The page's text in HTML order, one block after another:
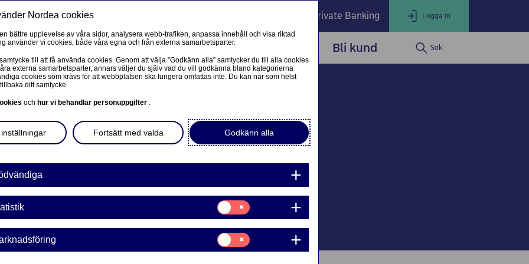
Private Banking Logga in
LOGGA IN
PRIVAT
Mobilt BankID
Avtal och meddelanden
Mina sidor – kundinformation
Mitt bostadsköp
Vår sparrobot Nora
Ditt företag Våra tjänster Bli kund Sök
Nordea cookies
bättre upplevelse av våra sidor, analysera webb-trafiken, anpassa innehåll och visa riktad
använder vi cookies, både våra egna och från externa samarbetsparter.
till att få använda cookies. Genom att välja ”Godkänn alla” samtycker du till alla cookies
externa samarbetsparter, annars väljer du själv vad du vill godkänna bland kategorierna
cookies som krävs för att webbplatsen ska fungera omfattas inte. Du kan när som helst
ditt samtycke.
och hur vi behandlar personuppgifter .
Godkänn alla
Fortsätt med valda
Samtycke
för:
Statistik
Samtycke
för:
Marknadsföring